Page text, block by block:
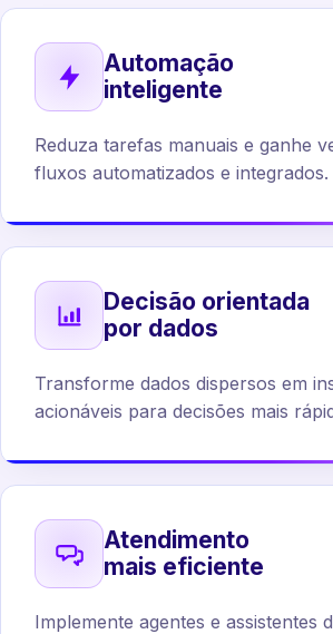
Automação
inteligente
Reduza tarefas manuais e ganhe
fluxos automatizados e integrados.
Decisão orientada
por dados
Transforme dados dispersos em
acionáveis para decisões mais
Atendimento
mais eficiente
Implemente agentes e assistentes